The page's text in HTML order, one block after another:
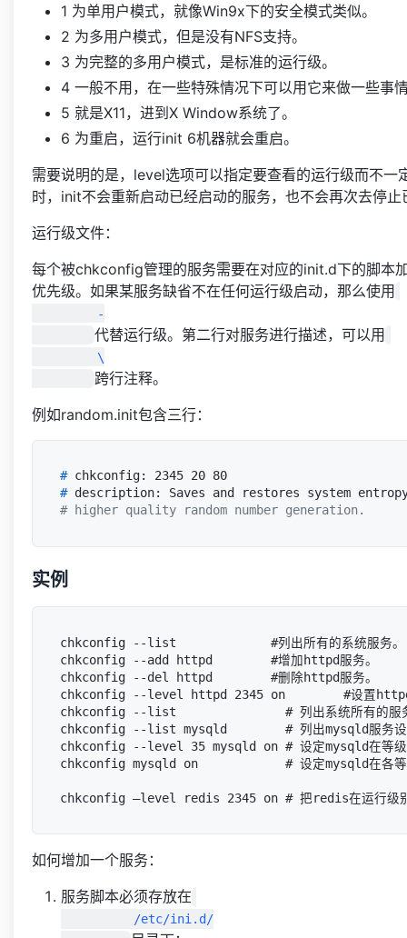
1 为单用户模式，就像Win9x下的安全模式类似。
2 为多用户模式，但是没有NFS支持。
3 为完整的多用户模式，是标准的运行级。
4 一般不用，在一些特殊情况下可以用它来做一些事
5 就是X11，进到X Window系统了。
6 为重启，运行init 6机器就会重启。
需要说明的是，level选项可以指定要查看的运行级而不
时，init不会重新启动已经启动的服务，也不会再次去停止
运行级文件：
每个被chkconfig管理的服务需要在对应的init.d下的脚本
优先级。如果某服务缺省不在任何运行级启动，那么使用
代替运行级。第二行对服务进行描述，可以用
跨行注释。
例如random.init包含三行：
# chkconfig: 2345 20 80
# description: Saves and restores system
# higher quality random number generation.
实例
chkconfig --list             #列出所有的系统服务。
chkconfig --add httpd        #增加httpd服务。
chkconfig --del httpd        #删除httpd服务。
chkconfig --level httpd 2345 on        #设置httpd在运
chkconfig --list               # 列出系统所有的服务
chkconfig --list mysqld        # 列出mysqld服务设
chkconfig --level 35 mysqld on # 设定mysqld在等级3
chkconfig mysqld on            # 设定mysqld在各等级
如何增加一个服务：
服务脚本必须存放在